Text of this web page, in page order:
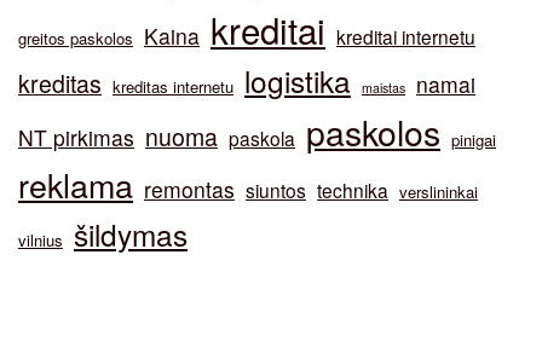
greitos paskolos Kaina kreditai kreditai internetu
kreditas kreditas internetu logistika maistas
namai
NT pirkimas nuoma paskola paskolos pinigai
reklama remontas siuntos technika verslininkai
vilnius šildymas